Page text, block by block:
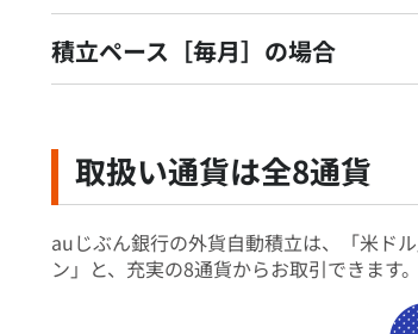
積立ペース［毎月］の場合
取扱い通貨は全8通貨
auじぶん銀行の外貨自動積立は、「米ド
ン」と、充実の8通貨からお取引できます。